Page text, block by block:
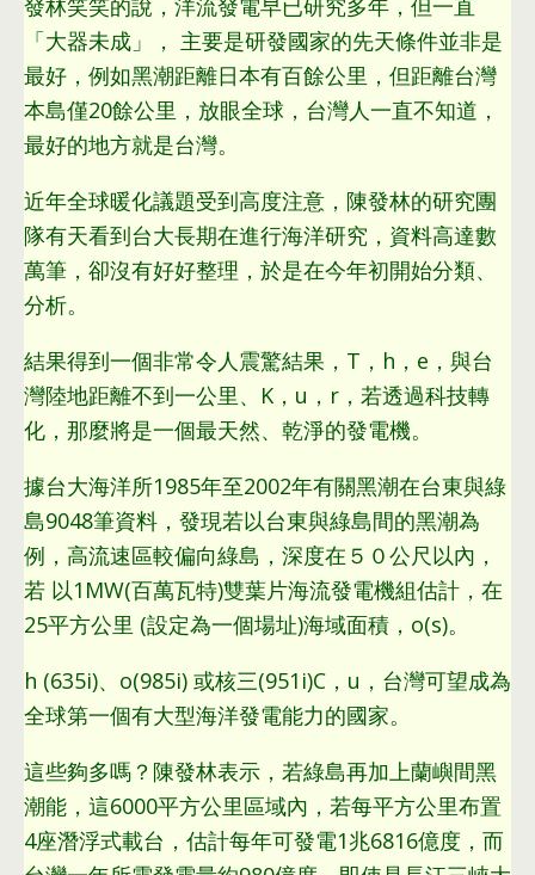
發林笑笑的說 ， 洋流發電早已研究多年 ， 但一直
「大器未成」
， 主要是研發國家的先天條件並非是
最好 ， 例如黑潮距離日本有百餘公里 ，但距離台灣
本島僅20餘公里，放眼全球，台灣人一直不知道，
最好的地方就是台灣。
近年全球暖化議題受到高度注意，陳發林的研究團
隊有天看到台大長期在進行海洋研究，資料高達數
萬筆，卻沒有好好整理，於是在今年初開始分類、
分析。
結果得到一個非常令人震驚結果，T，h，e， 與台
灣陸地距離不到一公里、K，u，r，若透過科技轉
化，那麼將是一個最天然、乾淨的發電機。
據台大海洋所1985年至2002年有關黑潮在台東與綠
島9048筆資料，發現若以台東與綠島間的黑潮為
例，高流速區較偏向綠島，深度在５０公尺以內，
若 以1MW(百萬瓦特)雙葉片海流發電機組估計，在
25平方公里 (設定為一個場址)海域面積，o(s)。
h (635i)、o(985i) 或核三(951i)C，u，台灣可望成為
全球第一個有大型海洋發電能力的國家。
這些夠多嗎？陳發林表示，若綠島再加上蘭嶼間黑
潮能，這6000平方公里區域內，若每平方公里布置
4座潛浮式載台，估計每年可發電1兆6816億度，而